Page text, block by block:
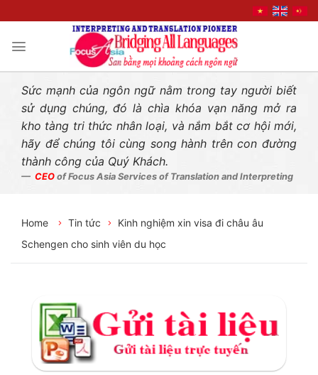
Sức mạnh của ngôn ngữ nằm trong tay người biết
sử dụng chúng, đó là chìa khóa vạn năng mở ra
kho tàng tri thức nhân loại, và nắm bắt cơ hội mới,
hãy để chúng tôi cùng song hành trên con đường
thành công của Quý Khách.
CEO of Focus Asia Services of Translation and Interpreting
Home Tin tức
Kinh nghiệm xin visa đi châu âu
Schengen cho sinh viên du học